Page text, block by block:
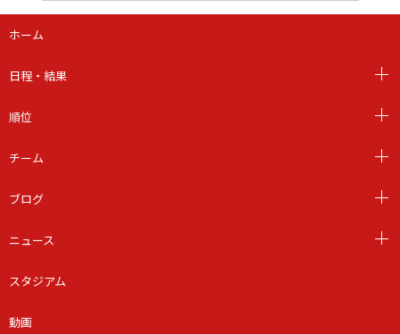
ホーム
日程・結果
順位
チーム
ブログ
ニュース
スタジアム
動画